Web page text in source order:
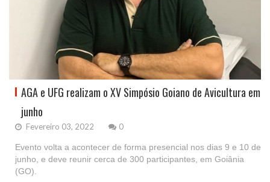
AGA e UFG realizam o XV Simpósio Goiano de Avicultura em
junho
Fevereiro 03, 2022 0
Evento volta a acontecer de forma presencial nos dias 9 e 10 de
junho, e deve reunir cerca de 300 participantes, em Goiânia
(GO).